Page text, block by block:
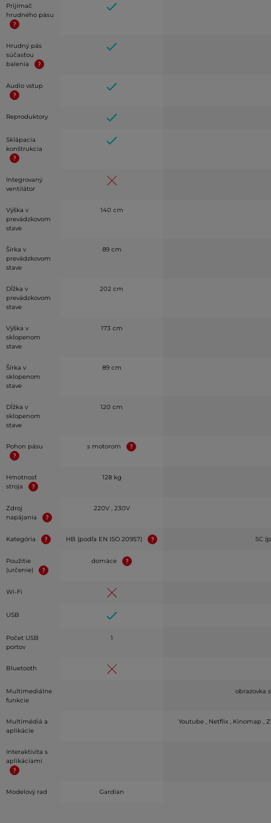
Prijímač
hrudného pásu
Hrudný pás
súčasťou
balenia
Audio vstup
Reproduktory
Sklápacia
konštrukcia
Integrovaný
ventilátor
Výška v
prevádzkovom
stave
140 cm
Šírka v
prevádzkovom
stave
89 cm
Dĺžka v
prevádzkovom
stave
202 cm
Výška v
sklopenom
stave
173 cm
Šírka v
sklopenom
stave
89 cm
Dĺžka v
sklopenom
stave
120 cm
Pohon pásu s motorom
Hmotnosť
stroja
128 kg
Zdroj
napájania
220V , 230V
Kategória HB (podľa EN ISO 20957) SC
Použitie
(určenie)
domáce
Wi-Fi
USB
Počet USB
portov
1
Bluetooth
Multimediálne
funkcie
obrazovka
Multimédiá a
aplikácie
Youtube , Netflix , Kinomap ,
Interaktivita s
aplikáciami
Modelový rad Gardian